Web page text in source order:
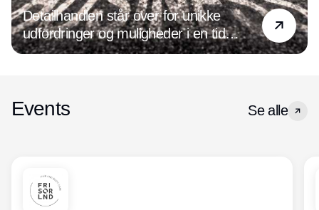
Detailhandlen står over for unikke
udfordringer og muligheder i en tid
præget af digital transformation og
de nyeste tendenser og holde øje med
kundeoplevelsen, øges salget og
indtjeningen.
Events Se alle